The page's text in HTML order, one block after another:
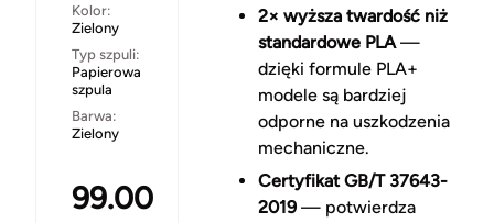
Kolor:
Zielony
Typ szpuli:
Papierowa
szpula
Barwa:
Zielony
99.00
2× wyższa twardość niż
standardowe PLA—
dzięki formule PLA+
modele są bardziej
odporne na uszkodzenia
mechaniczne.
Certyfikat GB/T 37643-
2019— potwierdza